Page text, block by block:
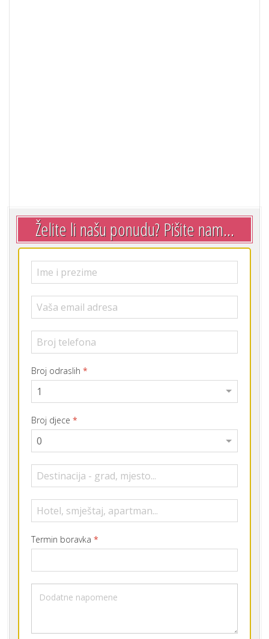
Želite li našu ponudu? Pišite nam...
Broj odraslih *
Broj djece *
Termin boravka *